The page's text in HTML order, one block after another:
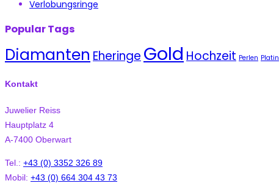
Verlobungsringe
Popular Tags
Diamanten Eheringe Gold Hochzeit Perlen Platin
Kontakt
Juwelier Reiss
Hauptplatz 4
A-7400 Oberwart
Tel.: +43 (0) 3352 326 89
Mobil: +43 (0) 664 304 43 73